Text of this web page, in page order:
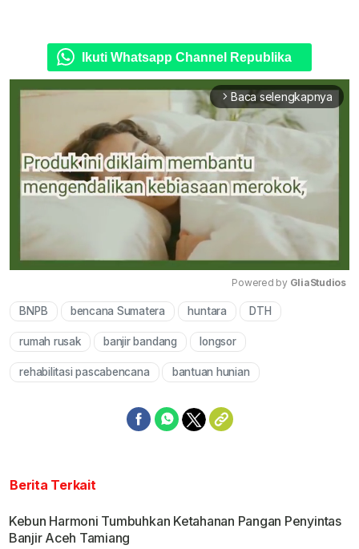
Ikuti Whatsapp Channel Republika
arrow_forward_ios Baca selengkapnya
Powered by GliaStudios
BNPB bencana Sumatera huntara DTH
rumah rusak banjir bandang longsor
rehabilitasi pascabencana bantuan hunian
Berita Terkait
Kebun Harmoni Tumbuhkan Ketahanan Pangan Penyintas
Banjir Aceh Tamiang